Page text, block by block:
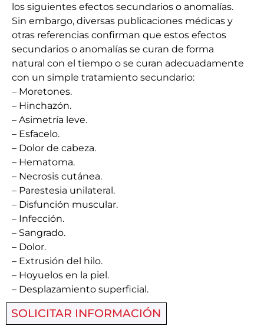
los siguientes efectos secundarios o anomalías.
Sin embargo, diversas publicaciones médicas y
otras referencias confirman que estos efectos
secundarios o anomalías se curan de forma
natural con el tiempo o se curan adecuadamente
con un simple tratamiento secundario:
– Moretones.
– Hinchazón.
– Asimetría leve.
– Esfacelo.
– Dolor de cabeza.
– Hematoma.
– Necrosis cutánea.
– Parestesia unilateral.
– Disfunción muscular.
– Infección.
– Sangrado.
– Dolor.
– Extrusión del hilo.
– Hoyuelos en la piel.
– Desplazamiento superficial.
SOLICITAR INFORMACIÓN